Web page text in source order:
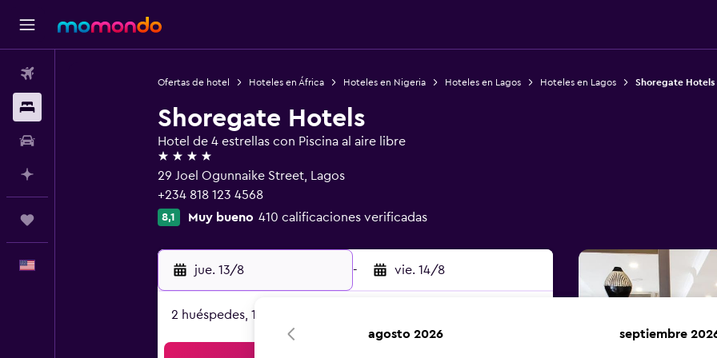
Ofertas de hotel Hoteles en África Hoteles en Nigeria Hoteles en Lagos Hoteles en Lagos Shoregate Hotels
Shoregate Hotels
Hotel de 4 estrellas con Piscina al aire libre
4 estrellas
29 Joel Ogunnaike Street, Lagos
+234 818 123 4568
8,1 Muy bueno 410 calificaciones verificadas
jue. 13/8 - vie. 14/8
2 huéspedes, 1 habitación
agosto 2026 septiembre